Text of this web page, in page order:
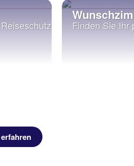
Finden Sie Ihr